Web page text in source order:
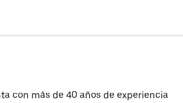
con más de 40 años de experiencia